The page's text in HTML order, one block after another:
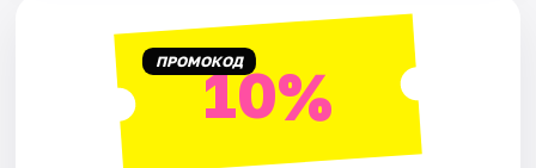
ПРОМОКОД10%